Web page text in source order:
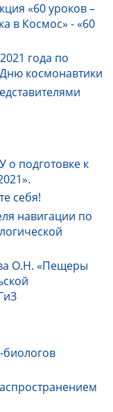
«60 уроков –
в Космос» - «60
года по
космонавтики
о подготовке к
себя!
навигации по
О.Н. «Пещеры
биологов